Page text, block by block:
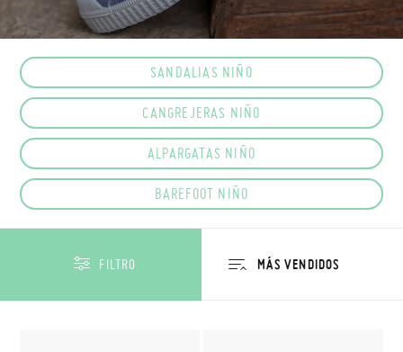
SANDALIAS NIÑO
CANGREJERAS NIÑO
ALPARGATAS NIÑO
BAREFOOT NIÑO
FILTRO